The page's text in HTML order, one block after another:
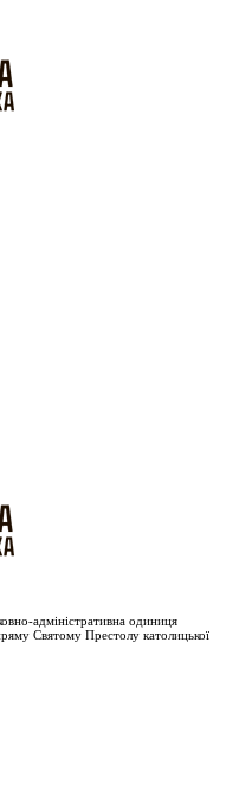
адміністративна одиниця
Святому Престолу католицької